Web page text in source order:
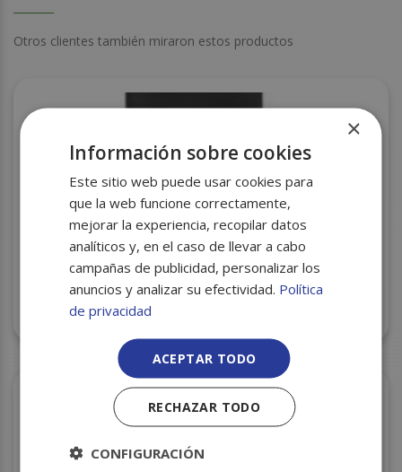
Otros clientes también miraron estos productos
BOLSA DE VINO NEGRA NO TEJIDO 17X40X10 50U.
×
Información sobre cookies
Este sitio web puede usar cookies para
que la web funcione correctamente,
mejorar la experiencia, recopilar datos
analíticos y, en el caso de llevar a cabo
campañas de publicidad, personalizar los
anuncios y analizar su efectividad. Política
de privacidad
ACEPTAR TODO
RECHAZAR TODO
CONFIGURACIÓN